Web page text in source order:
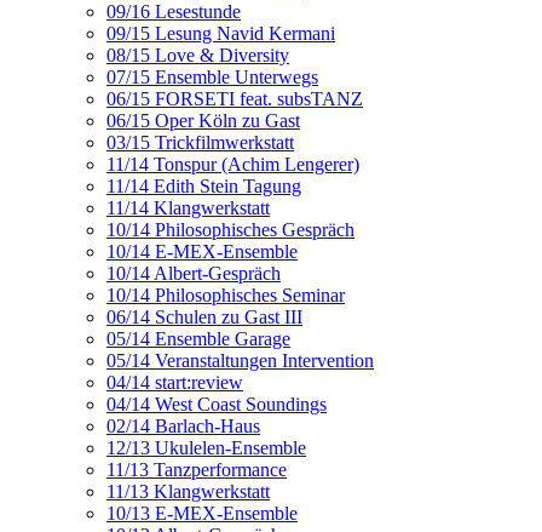
09/16 Lesestunde
09/15 Lesung Navid Kermani
08/15 Love & Diversity
07/15 Ensemble Unterwegs
06/15 FORSETI feat. subsTANZ
06/15 Oper Köln zu Gast
03/15 Trickfilmwerkstatt
11/14 Tonspur (Achim Lengerer)
11/14 Edith Stein Tagung
11/14 Klangwerkstatt
10/14 Philosophisches Gespräch
10/14 E-MEX-Ensemble
10/14 Albert-Gespräch
10/14 Philosophisches Seminar
06/14 Schulen zu Gast III
05/14 Ensemble Garage
05/14 Veranstaltungen Intervention
04/14 start:review
04/14 West Coast Soundings
02/14 Barlach-Haus
12/13 Ukulelen-Ensemble
11/13 Tanzperformance
11/13 Klangwerkstatt
10/13 E-MEX-Ensemble